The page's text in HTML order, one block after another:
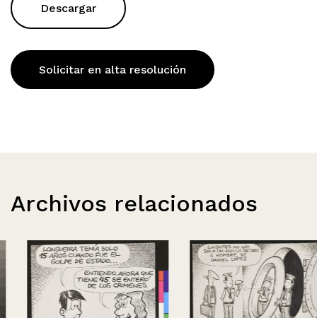
Descargar
Solicitar en alta resolución
Archivos relacionados